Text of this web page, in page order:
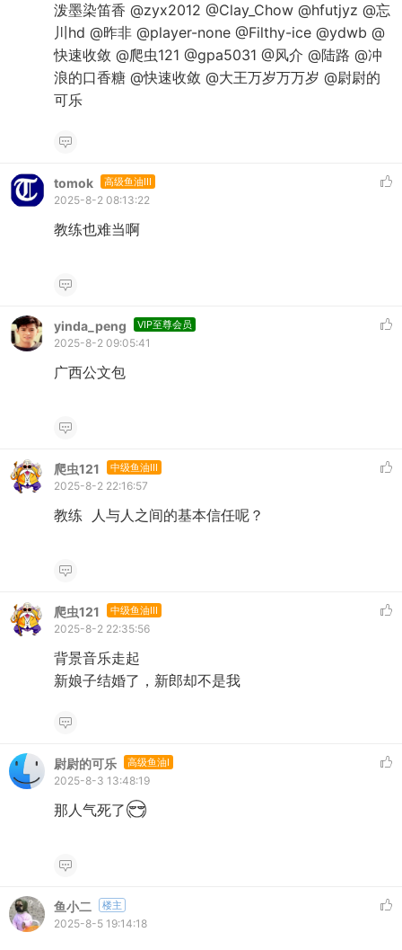
泼墨染笛香 @zyx2012 @Clay_Chow @hfutjyz @忘
川hd @昨非 @player-none @Filthy-ice @ydwb @
快速收敛 @爬虫121 @gpa5031 @风介 @陆路 @冲
浪的口香糖 @快速收敛 @大王万岁万万岁 @尉尉的
可乐
tomok 高级鱼油III
2025-8-2 08:13:22
教练也难当啊
yinda_peng VIP至尊会员
2025-8-2 09:05:41
广西公文包
爬虫121 中级鱼油III
2025-8-2 22:16:57
教练 人与人之间的基本信任呢？
爬虫121 中级鱼油III
2025-8-2 22:35:56
背景音乐走起
新娘子结婚了，新郎却不是我
尉尉的可乐 高级鱼油I
2025-8-3 13:48:19
那人气死了
鱼小二 楼主
2025-8-5 19:14:18